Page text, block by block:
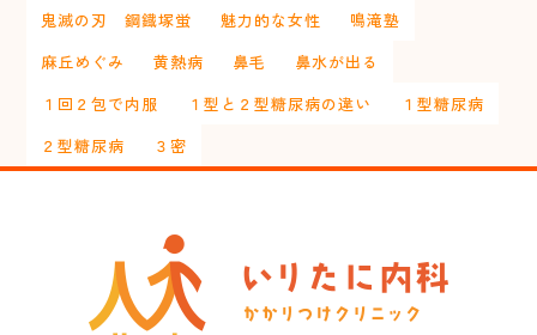
鬼滅の刃 鋼鐡塚蛍
魅力的な女性
鳴滝塾
麻丘めぐみ
黄熱病 鼻毛
鼻水が出る
１回２包で内服
１型と２型糖尿病の違い
１型糖尿病
２型糖尿病
３密